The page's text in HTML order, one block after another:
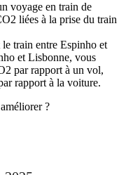
voyage en train de
liées à la prise du train
train entre Espinho et
et Lisbonne, vous
par rapport à un vol,
rapport à la voiture.
?